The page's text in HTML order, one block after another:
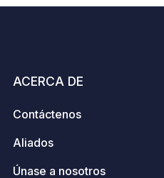
solo 5
ACERCA DE
Contáctenos
Aliados
Únase a nosotros